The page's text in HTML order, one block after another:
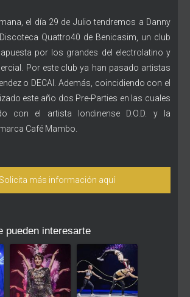
el día 29 de Julio tendremos a Danny
Quattro40 de Benicasim, un club
por los grandes del electrolatino y
Por este club ya han pasado artistas
o DECAI. Además, coincidiendo con el
este año dos Pre-Parties en las cuales
con el artista londinense D.O.D. y la
Café Mambo.
Solicita más información aquí
pueden interesarte